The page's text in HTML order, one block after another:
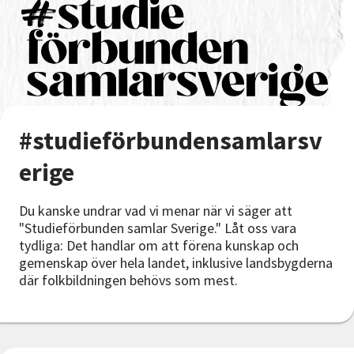
Nyheter
Avdelningar
#studieförbundensamlarsv
erige
Du kanske undrar vad vi menar när vi säger att
"Studieförbunden samlar Sverige." Låt oss vara
tydliga: Det handlar om att förena kunskap och
gemenskap över hela landet, inklusive landsbygderna
där folkbildningen behövs som mest.